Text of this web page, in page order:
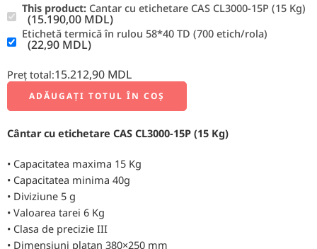
This product: Cantar cu etichetare CAS CL3000-15P (15 Kg)
(15.190,00 MDL)
Etichetă termică în rulou 58*40 TD (700 etich/rola)
(22,90 MDL)
Preț total:15.212,90 MDL
ADĂUGAȚI TOTUL ÎN COȘ
Cântar cu etichetare CAS CL3000-15P (15 Kg)
• Capacitatea maxima 15 Kg
• Capacitatea minima 40g
• Diviziune 5 g
• Valoarea tarei 6 Kg
• Clasa de precizie III
• Dimensiuni platan 380×250 mm